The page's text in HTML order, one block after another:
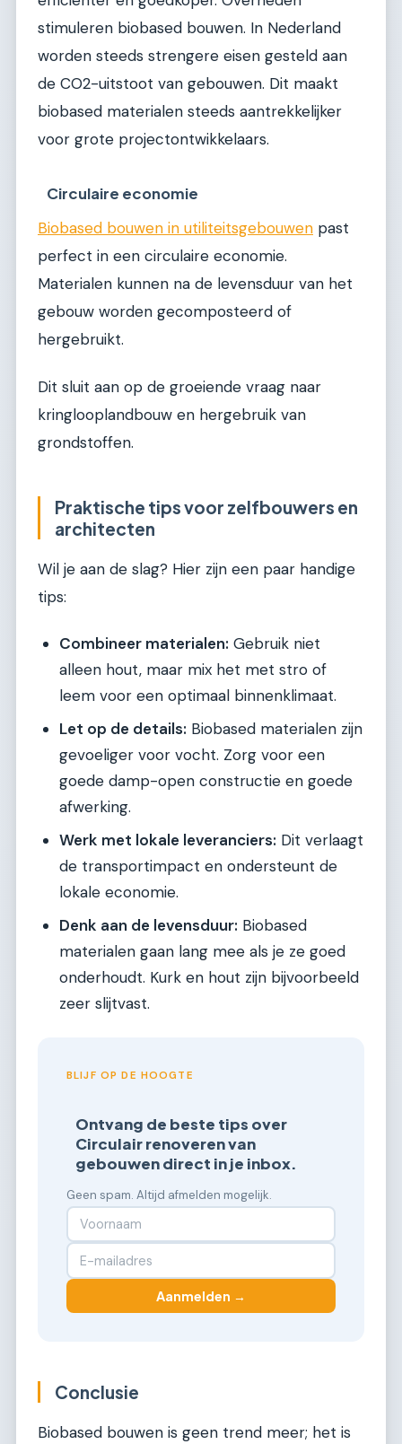
stimuleren biobased bouwen. In Nederland
worden steeds strengere eisen gesteld aan
de CO2-uitstoot van gebouwen. Dit maakt
biobased materialen steeds aantrekkelijker
voor grote projectontwikkelaars.
Circulaire economie
Biobased bouwen in utiliteitsgebouwen past
perfect in een circulaire economie.
Materialen kunnen na de levensduur van het
gebouw worden gecomposteerd of
hergebruikt.
Dit sluit aan op de groeiende vraag naar
kringlooplandbouw en hergebruik van
grondstoffen.
Praktische tips voor zelfbouwers en
architecten
Wil je aan de slag? Hier zijn een paar handige
tips:
Combineer materialen: Gebruik niet
alleen hout, maar mix het met stro of
leem voor een optimaal binnenklimaat.
Let op de details: Biobased materialen zijn
gevoeliger voor vocht. Zorg voor een
goede damp-open constructie en goede
afwerking.
Werk met lokale leveranciers: Dit verlaagt
de transportimpact en ondersteunt de
lokale economie.
Denk aan de levensduur: Biobased
materialen gaan lang mee als je ze goed
onderhoudt. Kurk en hout zijn bijvoorbeeld
zeer slijtvast.
BLIJF OP DE HOOGTE
Ontvang de beste tips over
Circulair renoveren van
gebouwen direct in je inbox.
Geen spam. Altijd afmelden mogelijk.
Aanmelden →
Conclusie
Biobased bouwen is geen trend meer; het is